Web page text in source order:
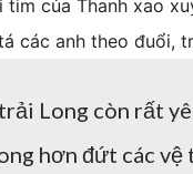
tim của Thanh xao
các anh theo đuổi,
Long còn rất
hơn đứt các